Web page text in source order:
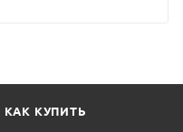
КАК КУПИТЬ